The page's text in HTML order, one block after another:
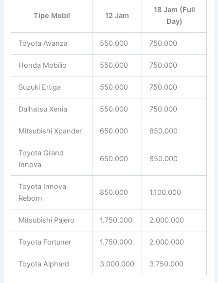
Tipe Mobil 12 Jam
18 Jam (Full
Day)
Toyota Avanza 550.000 750.000
Honda Mobilio 550.000 750.000
Suzuki Ertiga 550.000 750.000
Daihatsu Xenia 550.000 750.000
Mitsubishi Xpander 650.000 850.000
Toyota Grand
Innova
650.000 850.000
Toyota Innova
Reborn
850.000 1.100.000
Mitsubishi Pajero 1.750.000 2.000.000
Toyota Fortuner 1.750.000 2.000.000
Toyota Alphard 3.000.000 3.750.000